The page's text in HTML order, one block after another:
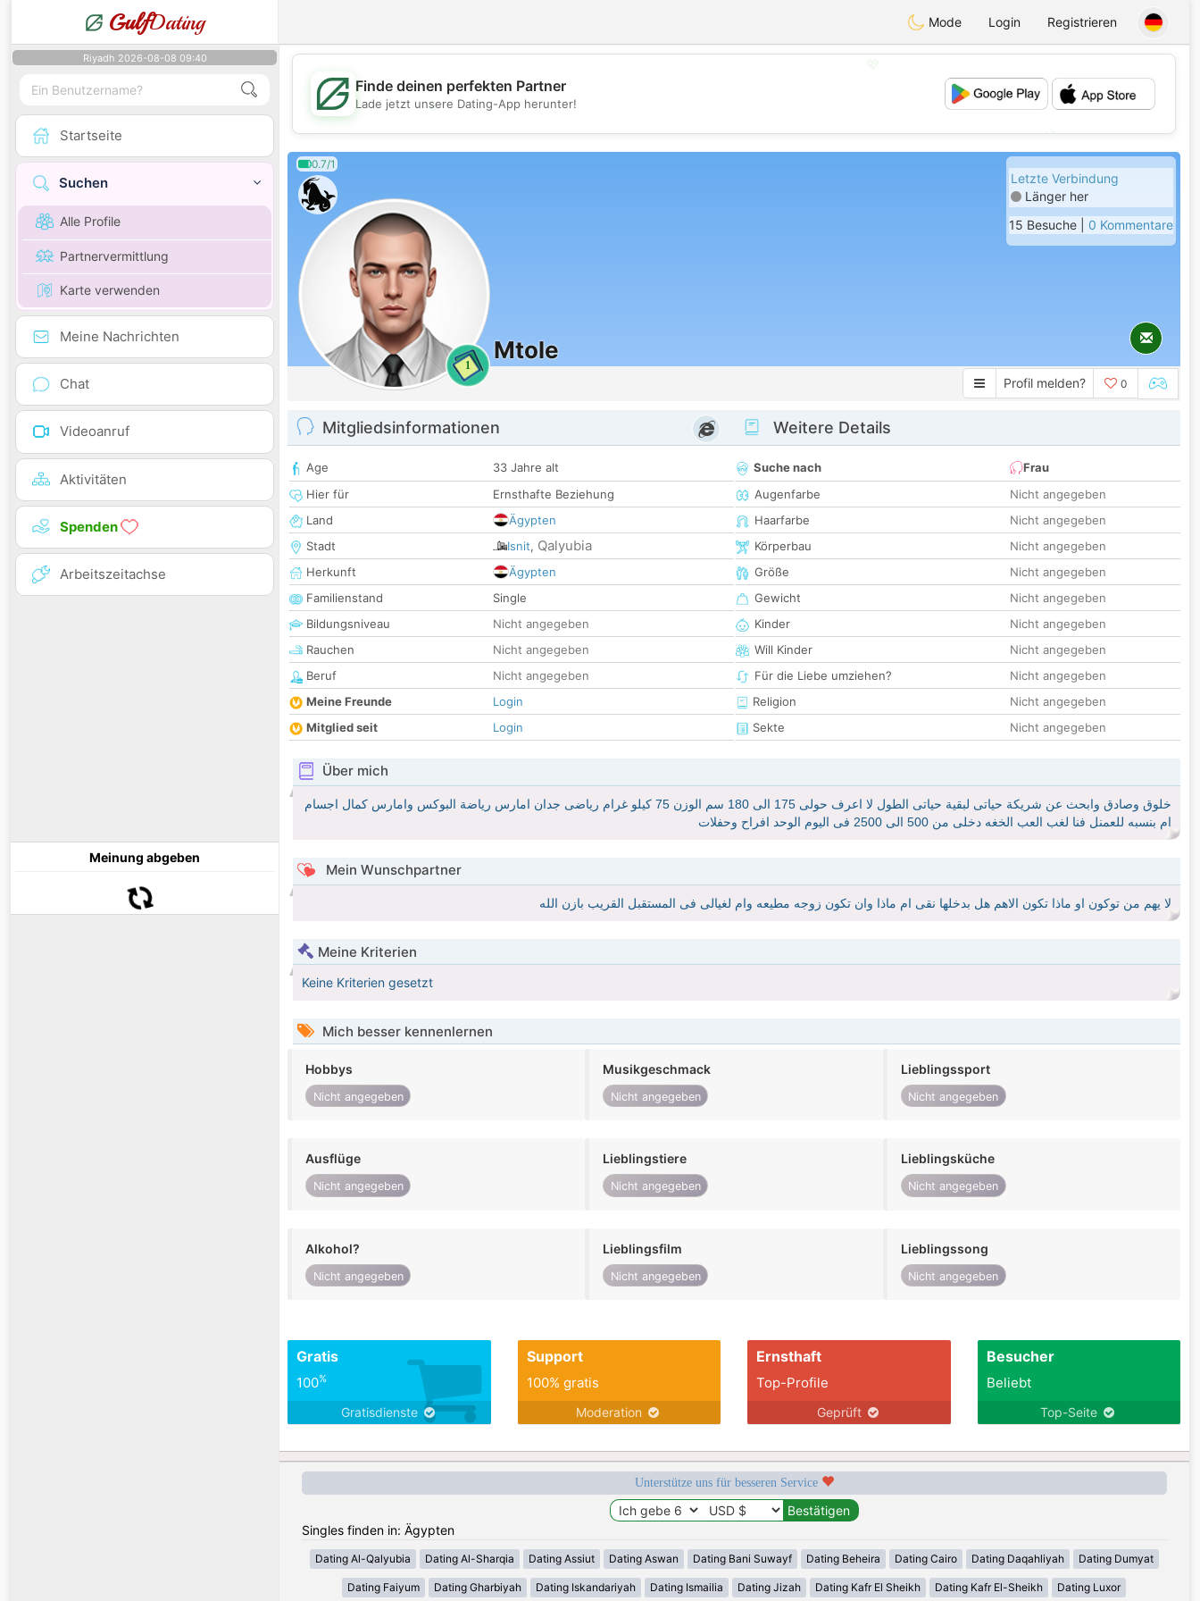
GulfDating Mode Login Registrieren
Riyadh 2026-08-08 09:40
Startseite
Suchen
Alle Profile
Partnervermittlung
Karte verwenden
Meine Nachrichten
Chat
Videoanruf
Aktivitäten
Spenden
Arbeitszeitachse
Meinung abgeben
💖
💕
Finde deinen perfekten Partner
Lade jetzt unsere Dating-App herunter!
0.7/1
1
Mtole
Letzte Verbindung
Länger her
15 Besuche | 0 Kommentare
Profil melden? 0
Mitgliedsinformationen
Age
33 Jahre alt
Hier für
Ernsthafte Beziehung
Land
Ägypten
Stadt
Isnit, Qalyubia
Herkunft
Ägypten
Familienstand
Single
Bildungsniveau
Nicht angegeben
Rauchen
Nicht angegeben
Beruf
Nicht angegeben
Meine Freunde
Login
Mitglied seit
Login
Weitere Details
Suche nach
Frau
Augenfarbe
Nicht angegeben
Haarfarbe
Nicht angegeben
Körperbau
Nicht angegeben
Größe
Nicht angegeben
Gewicht
Nicht angegeben
Kinder
Nicht angegeben
Will Kinder
Nicht angegeben
Für die Liebe umziehen?
Nicht angegeben
Religion
Nicht angegeben
Sekte
Nicht angegeben
Über mich
خلوق وصادق وابحث عن شريكة حياتى لبقية حياتى الطول لا اعرف حولى 175 الى 180 سم الوزن 75 كيلو غرام رياضى جدان امارس رياضة البوكس وامارس كمال اجسام
ام بنسبه للعمنل فنا لغب العب الخغه دخلى من 500 الى 2500 فى اليوم الوحد افراح وحفلات
Mein Wunschpartner
لا يهم من توكون او ماذا تكون الاهم هل بدخلها نقى ام ماذا وان تكون زوجه مطيعه وام لغيالى فى المستقبل القريب بازن الله
Meine Kriterien
Keine Kriterien gesetzt
Mich besser kennenlernen
Hobbys
Nicht angegeben
Musikgeschmack
Nicht angegeben
Lieblingssport
Nicht angegeben
Ausflüge
Nicht angegeben
Lieblingstiere
Nicht angegeben
Lieblingsküche
Nicht angegeben
Alkohol?
Nicht angegeben
Lieblingsfilm
Nicht angegeben
Lieblingssong
Nicht angegeben
Gratis
100%
Gratisdienste
Support
100% gratis
Moderation
Ernsthaft
Top-Profile
Geprüft
Besucher
Beliebt
Top-Seite
Unterstütze uns für besseren Service
Singles finden in: Ägypten
Dating Al-Qalyubia Dating Al-Sharqia Dating Assiut Dating Aswan Dating Bani Suwayf Dating Beheira Dating Cairo Dating Daqahliyah Dating Dumyat
Dating Faiyum Dating Gharbiyah Dating Iskandariyah Dating Ismailia Dating Jizah Dating Kafr El Sheikh Dating Kafr El-Sheikh Dating Luxor